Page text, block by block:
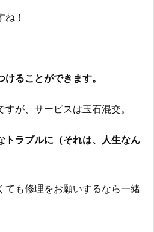
！
ることができます。
が、サービスは玉石混交。
トラブルに（それは、人生なん
ても修理をお願いするなら一緒